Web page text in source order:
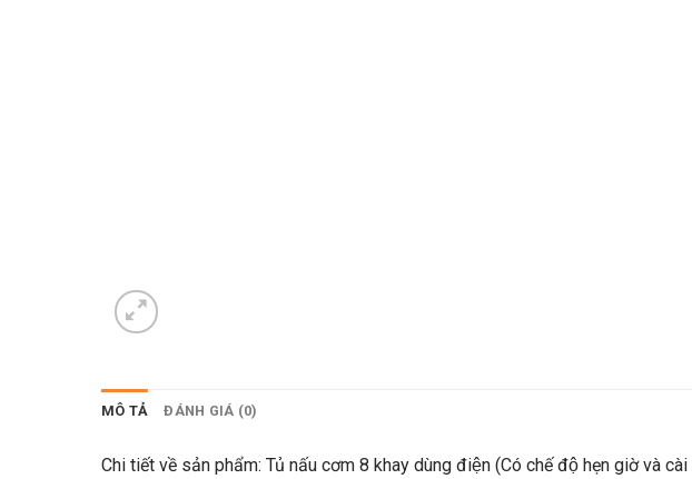
MÔ TẢ ĐÁNH GIÁ (0)
Chi tiết về sản phẩm: Tủ nấu cơm 8 khay dùng điện (Có chế độ hẹn giờ và